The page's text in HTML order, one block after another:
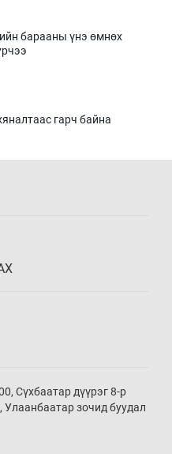
барааны үнэ өмнөх
гарч байна
Сүхбаатар дүүрэг 8-р
зочид буудал